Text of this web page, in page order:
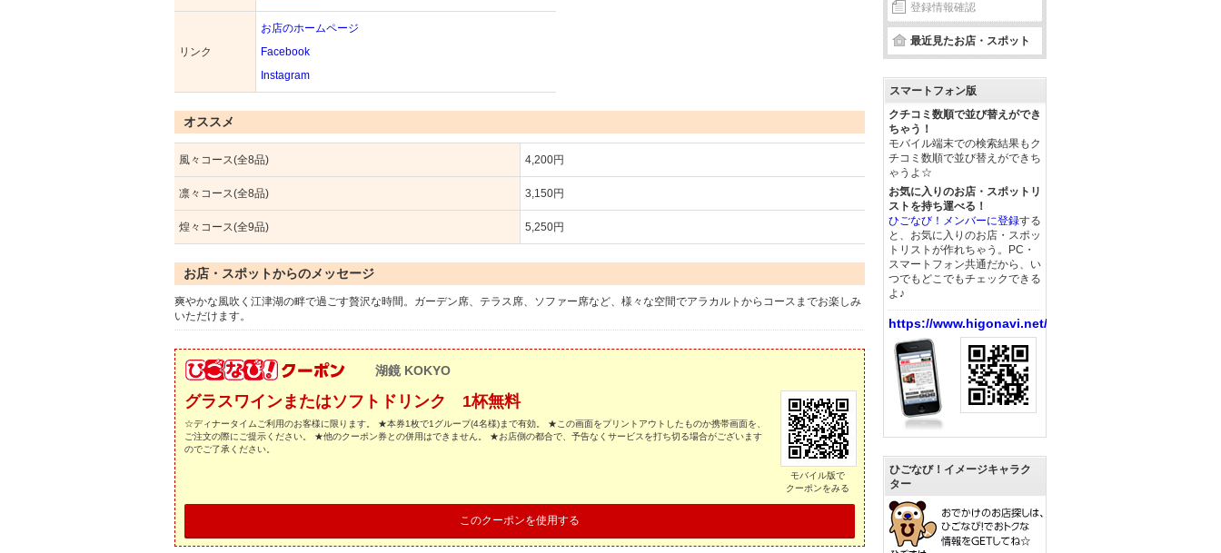
リンク
お店のホームページ
Facebook
Instagram
オススメ
風々コース(全8品) 4,200円
凛々コース(全8品) 3,150円
煌々コース(全9品) 5,250円
お店・スポットからのメッセージ
爽やかな風吹く江津湖の畔で過ごす贅沢な時間。ガーデン席、テラス席、ソファー席など、様々な空間でアラカルトからコースまでお楽しみ
いただけます。
湖鏡 KOKYO
グラスワインまたはソフトドリンク 1杯無料
☆ディナータイムご利用のお客様に限ります。 ★本券1枚で1グループ(4名様)まで有効。 ★この画面をプリントアウトしたものか携帯画面を、
ご注文の際にご提示ください。 ★他のクーポン券との併用はできません。 ★お店側の都合で、予告なくサービスを打ち切る場合がございます
のでご了承ください。
モバイル版で
クーポンをみる
このクーポンを使用する
登録情報確認
最近見たお店・スポット
スマートフォン版
クチコミ数順で並び替えができ
ちゃう！
モバイル端末での検索結果もク
チコミ数順で並び替えができち
ゃうよ☆
お気に入りのお店・スポットリ
ストを持ち運べる！
ひごなび！メンバーに登録する
と、お気に入りのお店・スポッ
トリストが作れちゃう。PC・
スマートフォン共通だから、い
つでもどこでもチェックできる
よ♪
https://www.higonavi.net/
ひごなび！イメージキャラク
ター